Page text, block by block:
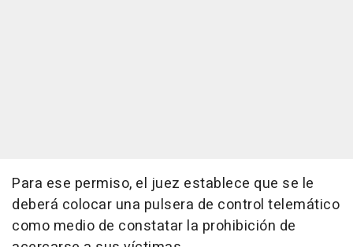
Para ese permiso, el juez establece que se le
deberá colocar una pulsera de control telemático
como medio de constatar la prohibición de